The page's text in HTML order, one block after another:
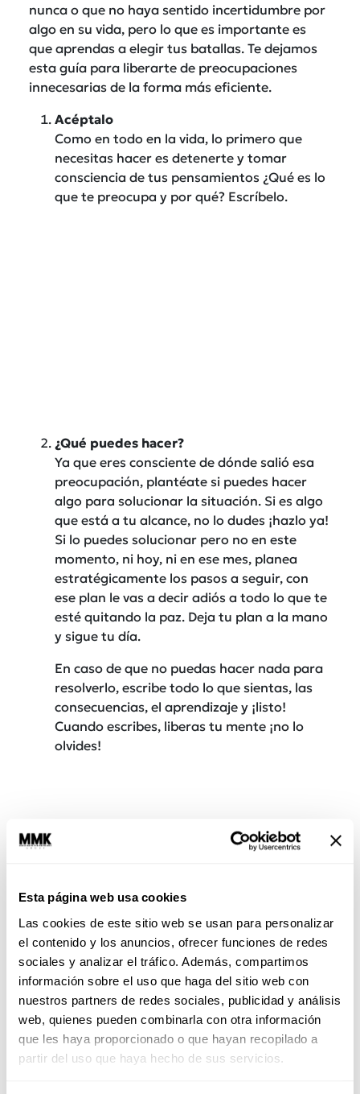
Esta página web usa cookies
Las cookies de este sitio web se usan para personalizar
el contenido y los anuncios, ofrecer funciones de redes
sociales y analizar el tráfico. Además, compartimos
información sobre el uso que haga del sitio web con
nuestros partners de redes sociales, publicidad y análisis
web, quienes pueden combinarla con otra información
que les haya proporcionado o que hayan recopilado a
partir del uso que haya hecho de sus servicios.
nunca o que no haya sentido incertidumbre por
algo en su vida, pero lo que es importante es
que aprendas a elegir tus batallas. Te dejamos
esta guía para liberarte de preocupaciones
innecesarias de la forma más eficiente.
Acéptalo
Como en todo en la vida, lo primero que
necesitas hacer es detenerte y tomar
consciencia de tus pensamientos ¿Qué es lo
que te preocupa y por qué? Escríbelo.
¿Qué puedes hacer?
Ya que eres consciente de dónde salió esa
preocupación, plantéate si puedes hacer
algo para solucionar la situación. Si es algo
que está a tu alcance, no lo dudes ¡hazlo ya!
Si lo puedes solucionar pero no en este
momento, ni hoy, ni en ese mes, planea
estratégicamente los pasos a seguir, con
ese plan le vas a decir adiós a todo lo que te
esté quitando la paz. Deja tu plan a la mano
y sigue tu día.
En caso de que no puedas hacer nada para
resolverlo, escribe todo lo que sientas, las
consecuencias, el aprendizaje y ¡listo!
Cuando escribes, liberas tu mente ¡no lo
olvides!
Entrena tu mente
Es básico, haz meditación, respiraciones,
cierra tus ojos. Acá te compartimos unas
técnicas: